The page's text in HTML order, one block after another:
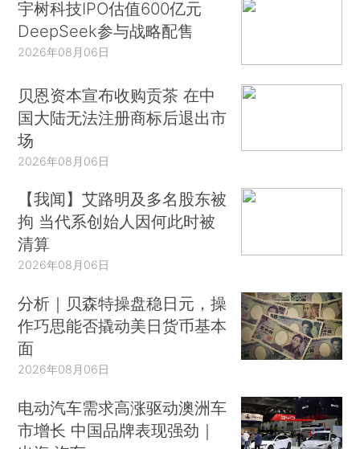
宇树科技IPO估值600亿元
DeepSeek参与战略配售
2026年08月06日
贝恩资本宣布收购贡茶 在中
国大陆无法注册商标后退出市
场
2026年08月06日
【我闻】艾路明及多名股东被
拘 当代系创始人因何此时被
清算
2026年08月06日
分析｜贝森特操盘稳日元，操
作巧思能否撬动美日货币基本
面
2026年08月06日
电动汽车需求高涨驱动澳洲车
市增长 中国品牌表现强劲｜